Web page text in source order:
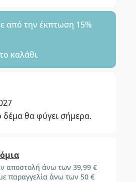
την έκπτωση 15%
καλάθι
θα φύγει σήμερα.
αποστολή άνω των 39,99 €
παραγγελία άνω των 50 €